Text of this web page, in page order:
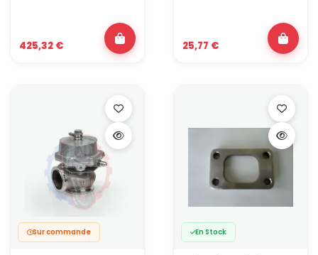
425,32 € 25,77 €
Sur commande En Stock